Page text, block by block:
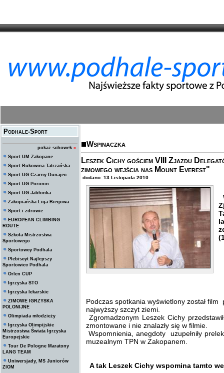
Podhale-Sport
pokaż schowek »
Sport UM Zakopane
Sport Bukowina Tatrzańska
Sport UG Czarny Dunajec
Sport UG Poronin
Sport UG Jabłonka
Zakopiańska Liga Biegowa
Sport i zdrowie
EUROPEAN CLIMBING
ROUTE
Szkoła Mistrzostwa
Sportowego
Sportowcy Podhala
Plebiscyt Najlepszy
Sportowiec Podhala
Orlen CUP
Igrzyska STO
Igrzyska lekarskie
ZIMOWE IGRZYSKA
POLONIJNE
Olimpiada młodzieży
Igrzyska Olimpijskie
Mistrzostwa Świata Igrzyska
Europejskie
Tour De Pologne Maratony
LANG TEAM
Uniwersjady, MS Juniorów
ZIOM
Wspinaczka
Leszek Cichy gościem VIII Zjazdu
zimowego wejścia nas Mount Everest"
dodano: 13 Listopada 2010
Podczas spotkania wyświetlony został
najwyższy szczyt ziemi.
Zgromadzonym Leszek Cichy
zmontowane i nie znalazły się w filmie.
Wspomnienia, anegdoty uzupełniły
muzealnym TPN w Zakopanem.
A tak Leszek Cichy wspomina tamto